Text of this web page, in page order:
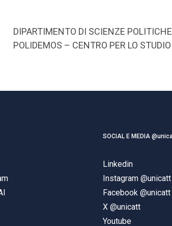
DIPARTIMENTO DI SCIENZE POLITICHE
POLIDEMOS – CENTRO PER LO
SOCIAL E MEDIA
Linkedin
Instagram @unicatt
Facebook @unicatt
X @unicatt
Youtube